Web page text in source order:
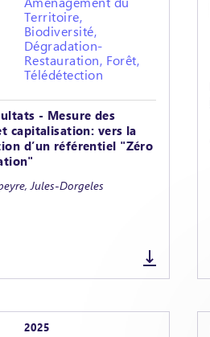
Territoire,
Biodiversité,
Dégradation-
Restauration, Forêt,
Télédétection
- Mesure des
capitalisation: vers la
d’un référentiel "Zéro
Jules-Dorgeles
2025